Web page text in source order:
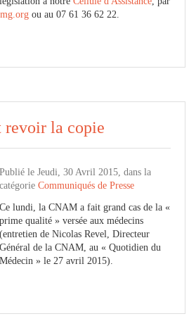
ou au 07 61 36 62 22.
revoir la copie
Publié le Jeudi, 30 Avril 2015, dans la
catégorie Communiqués de Presse
Ce lundi, la CNAM a fait grand cas de la «
prime qualité » versée aux médecins
(entretien de Nicolas Revel, Directeur
Général de la CNAM, au « Quotidien du
Médecin » le 27 avril 2015).